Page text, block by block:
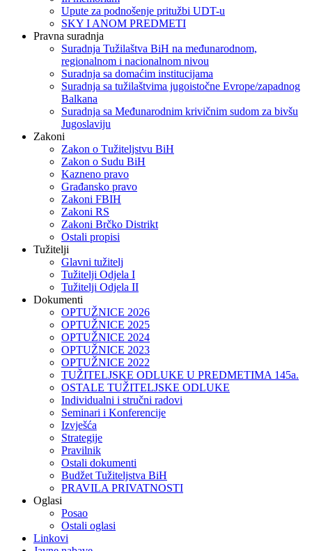
Upute za podnošenje pritužbi UDT-u
SKY I ANOM PREDMETI
Pravna suradnja
Suradnja Tužilaštva BiH na međunarodnom,
regionalnom i nacionalnom nivou
Suradnja sa domaćim institucijama
Suradnja sa tužilaštvima jugoistočne Evrope/zapadnog
Balkana
Suradnja sa Međunarodnim krivičnim sudom za bivšu
Jugoslaviju
Zakoni
Zakon o Тužiteljstvu BiH
Zakon o Sudu BiH
Kazneno pravo
Građansko pravo
Zakoni FBIH
Zakoni RS
Zakoni Brčko Distrikt
Ostali propisi
Tužitelji
Glavni tužitelj
Tužitelji Odjela I
Tužitelji Odjela II
Dokumenti
OPTUŽNICE 2026
OPTUŽNICE 2025
OPTUŽNICE 2024
OPTUŽNICE 2023
OPTUŽNICE 2022
TUŽITELJSKE ODLUKE U PREDMETIMA 145a.
OSTALE TUŽITELJSKE ODLUKE
Individualni i stručni radovi
Seminari i Konferencije
Izvješća
Strategije
Pravilnik
Ostali dokumenti
Budžet Tužiteljstva BiH
PRAVILA PRIVATNOSTI
Oglasi
Posao
Ostali oglasi
Linkovi